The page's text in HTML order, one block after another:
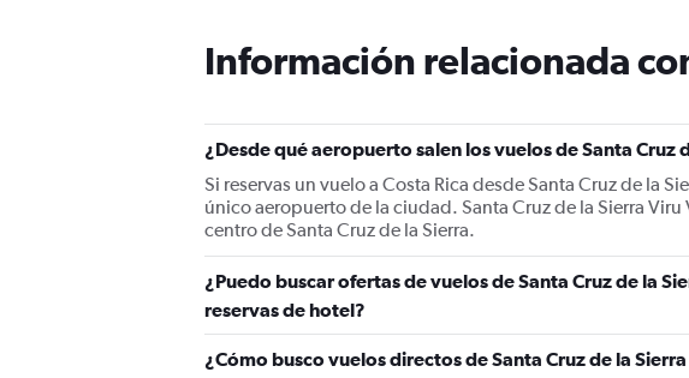
Información relacionada
¿Desde qué aeropuerto salen los vuelos de Santa Cruz
Si reservas un vuelo a Costa Rica desde Santa Cruz de la
único aeropuerto de la ciudad. Santa Cruz de la Sierra
centro de Santa Cruz de la Sierra.
¿Puedo buscar ofertas de vuelos de Santa Cruz de la
reservas de hotel?
¿Cómo busco vuelos directos de Santa Cruz de la Sierra